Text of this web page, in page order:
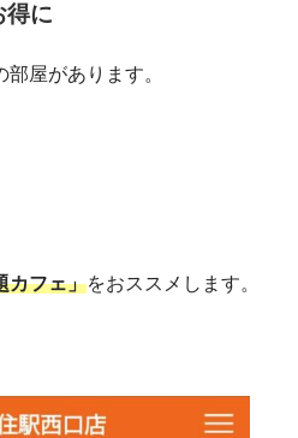
得に
屋があります。
カフェ」をおススメします。